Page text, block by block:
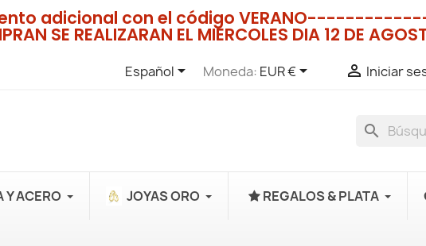
con el código
SE REALIZARAN EL MIERCOLES DIA 12 DE
Español Moneda: EUR €  Iniciar
search
Y ACERO JOYAS ORO REGALOS & PLATA